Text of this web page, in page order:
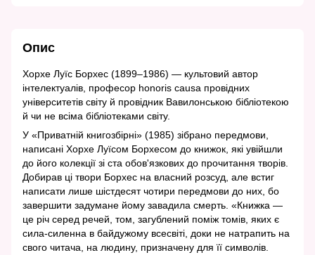
Опис
Хорхе Луїс Борхес (1899‒1986) — культовий автор
інтелектуалів, професор honoris causa провідних
університетів світу й провідник Вавилонською бібліотекою
й чи не всіма бібліотеками світу.
У «Приватній книгозбірні» (1985) зібрано передмови,
написані Хорхе Луїсом Борхесом до книжок, які увійшли
до його колекції зі ста обов'язкових до прочитання творів.
Добирав ці твори Борхес на власний розсуд, але встиг
написати лише шістдесят чотири передмови до них, бо
завершити задумане йому завадила смерть. «Книжка —
це річ серед речей, том, загублений поміж томів, яких є
сила-силенна в байдужому всесвіті, доки не натрапить на
свого читача, на людину, призначену для її символів.